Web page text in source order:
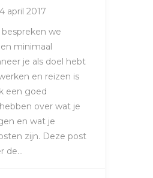
april 2017
we
minimaal
je als doel hebt
en reizen is
een goed
over wat je
en wat je
zijn. Deze post
de…